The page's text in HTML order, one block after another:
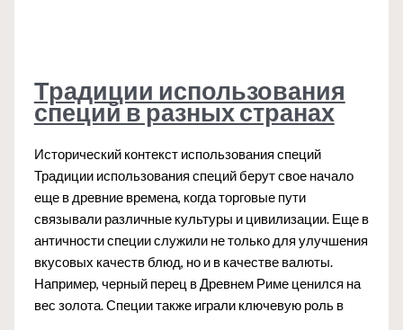
Традиции использования
специй в разных странах
Исторический контекст использования специй
Традиции использования специй берут свое начало
еще в древние времена, когда торговые пути
связывали различные культуры и цивилизации. Еще в
античности специи служили не только для улучшения
вкусовых качеств блюд, но и в качестве валюты.
Например, черный перец в Древнем Риме ценился на
вес золота. Специи также играли ключевую роль в